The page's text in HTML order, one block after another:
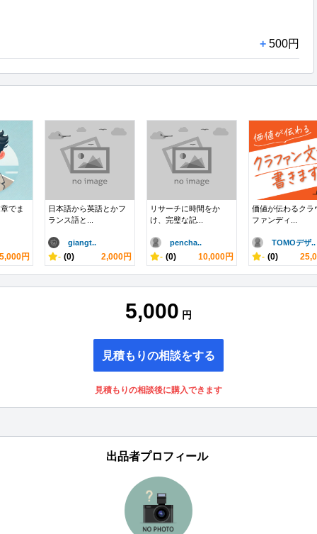
+ 500円
でま
5,000円
日本語から英語とかフ
ランス語と...
giangt..
- (0) 2,000円
リサーチに時間をか
け、完璧な記...
pencha..
- (0) 10,000円
価値が伝わるクラ
ファンディ...
TOMOデザ..
- (0)
5,000 円
見積もりの相談をする
見積もりの相談後に購入できます
出品者プロフィール